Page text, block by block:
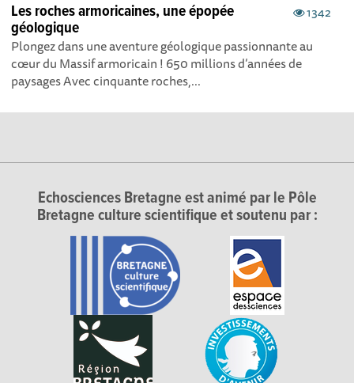
1342
Les roches armoricaines, une épopée
géologique
Plongez dans une aventure géologique passionnante au
cœur du Massif armoricain ! 650 millions d’années de
paysages Avec cinquante roches,...
Echosciences Bretagne est animé par le Pôle
Bretagne culture scientifique et soutenu par :